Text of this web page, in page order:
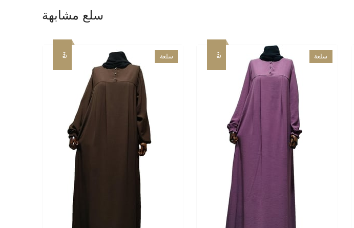
سلع مشابهة
بيع
سلعة
بيع
سلعة